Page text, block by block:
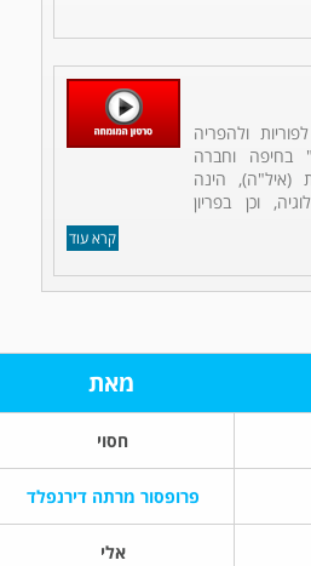
קרא עוד
ולהפריה
בחיפה וחברה
(איל"ה), הינה
וכן בפריון
מאת
חסוי
פרופסור מרתה דירנפלד
אלי